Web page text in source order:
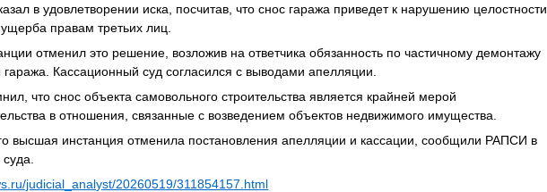
в удовлетворении иска, посчитав, что снос гаража приведет к нарушению целостности
правам третьих лиц.
отменил это решение, возложив на ответчика обязанность по частичному демонтажу
Кассационный суд согласился с выводами апелляции.
что снос объекта самовольного строительства является крайней мерой
в отношения, связанные с возведением объектов недвижимого имущества.
высшая инстанция отменила постановления апелляции и кассации, сообщили РАПСИ в
judicial_analyst/20260519/311854157.html